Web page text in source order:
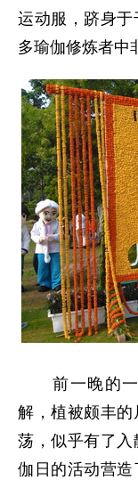
运动服，跻身
多瑜伽修炼者中
前一晚的一
解，植被颇丰
荡，似乎有了
伽日的活动营造